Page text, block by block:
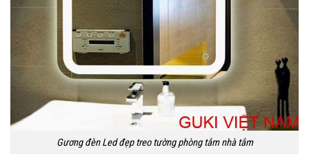
Gương đèn Led đẹp treo tường phòng tắm nhà tắm